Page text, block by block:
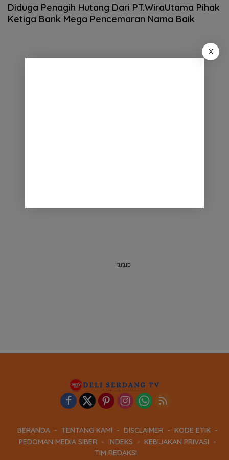
Diduga Penagih Hutang Dari PT.WiraUtama Pihak
Ketiga Bank Mega Pencemaran Nama Baik
BERANDA TENTANG KAMI DISCLAIMER
KODE ETIK
PEDOMAN MEDIA SIBER
INDEKS
KEBIJAKAN PRIVASI
TIM REDAKSI
tutup
X